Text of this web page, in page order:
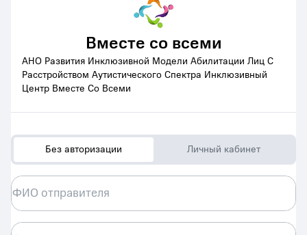
Вместе со всеми
АНО Развития Инклюзивной Модели Абилитации Лиц С
Расстройством Аутистического Спектра Инклюзивный
Центр Вместе Со Всеми
Без авторизации Личный кабинет
ФИО отправителя